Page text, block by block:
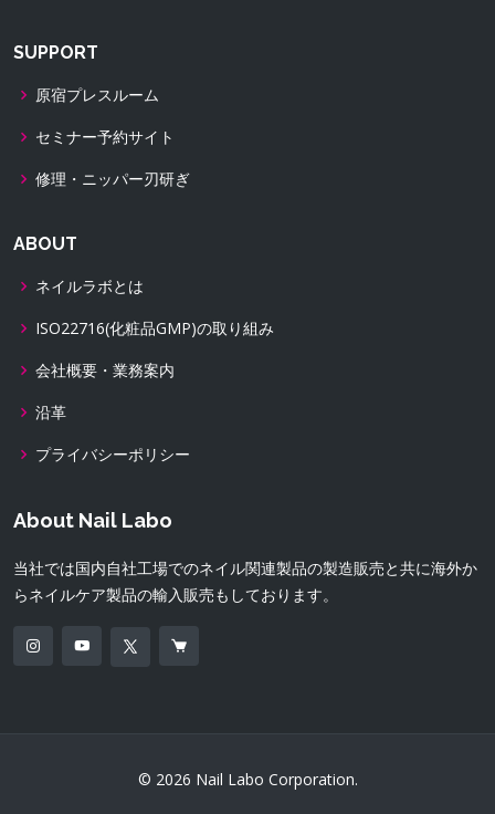
SUPPORT
原宿プレスルーム
セミナー予約サイト
修理・ニッパー刃研ぎ
ABOUT
ネイルラボとは
ISO22716(化粧品GMP)の取り組み
会社概要・業務案内
沿革
プライバシーポリシー
About Nail Labo
当社では国内自社工場でのネイル関連製品の製造販売と共に海外か
らネイルケア製品の輸入販売もしております。
© 2026 Nail Labo Corporation.